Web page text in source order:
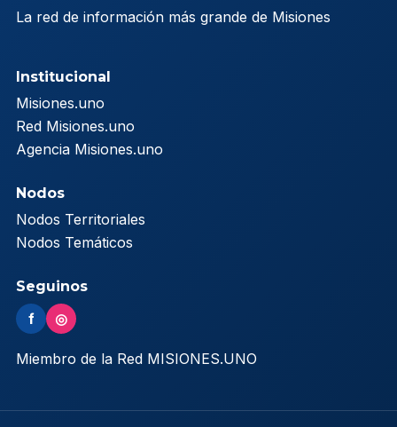
La red de información más grande de Misiones
Institucional
Misiones.uno
Red Misiones.uno
Agencia Misiones.uno
Nodos
Nodos Territoriales
Nodos Temáticos
Seguinos
f ◎
Miembro de la Red MISIONES.UNO